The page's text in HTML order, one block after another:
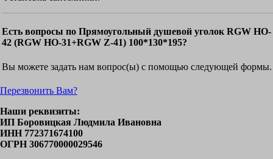
Есть вопросы по Прямоугольный душевой уголок RGW HO-
42 (RGW HO-31+RGW Z-41) 100*130*195?
Вы можете задать нам вопрос(ы) с помощью следующей формы.
Перезвонить Вам?
Наши реквизиты:
ИП Боровицкая Людмила Ивановна
ИНН 772371674100
ОГРН 306770000029546